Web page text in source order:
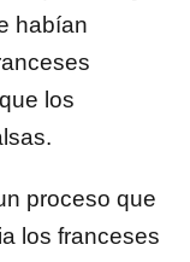
habían
los
proceso que
los franceses